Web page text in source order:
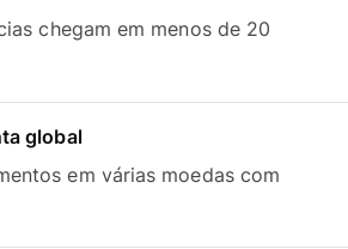
chegam em menos de 20
global
em várias moedas com